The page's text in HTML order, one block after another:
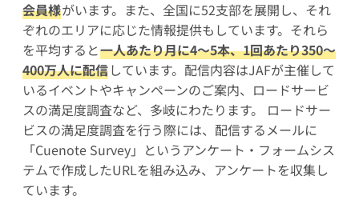
会員様がいます。また、全国に52支部を展開し、それ
ぞれのエリアに応じた情報提供もしています。それら
を平均すると一人あたり月に4～5本、1回あたり350～
400万人に配信しています。配信内容はJAFが主催して
いるイベントやキャンペーンのご案内、ロードサービ
スの満足度調査など、多岐にわたります。 ロードサー
ビスの満足度調査を行う際には、配信するメールに
「Cuenote Survey」というアンケート・フォームシス
テムで作成したURLを組み込み、アンケートを収集し
ています。